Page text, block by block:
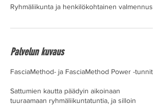
Ryhmäliikunta ja henkilökohtainen valmennus
Palvelun kuvaus
FasciaMethod- ja FasciaMethod Power -tunnit
Sattumien kautta päädyin aikoinaan
tuuraamaan ryhmäliikuntatuntia, ja silloin